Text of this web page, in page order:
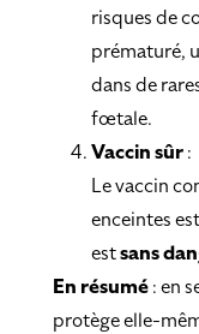
risques de
prématuré,
dans de
fœtale.
Vaccin sûr:
Le vaccin
enceintes est
estsans
En résumé: en
protège elle-